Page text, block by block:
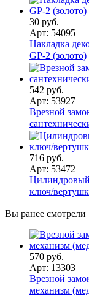
30 руб.
Арт: 54095
Накладка
GP-2 (золото)
542 руб.
Арт: 53927
Врезной
716 руб.
Арт: 53472
ключ/
Вы ранее смотрели
570 руб.
Арт: 13303
Врезной
механизм